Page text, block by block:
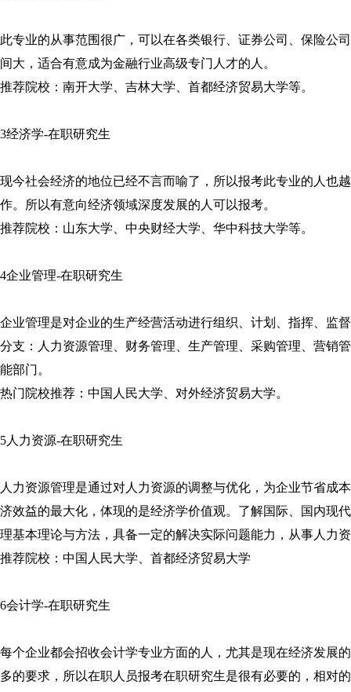
此专业的从事范围很广，可以在各类银行、证券公司、保险公
间大，适合有意成为金融行业高级专门人才的人。
推荐院校：南开大学、吉林大学、首都经济贸易大学等。
3经济学-在职研究生
现今社会经济的地位已经不言而喻了，所以报考此专业的人也
作。所以有意向经济领域深度发展的人可以报考。
推荐院校：山东大学、中央财经大学、华中科技大学等。
4企业管理-在职研究生
企业管理是对企业的生产经营活动进行组织、计划、指挥、监
分支：人力资源管理、财务管理、生产管理、采购管理、营销
能部门。
热门院校推荐：中国人民大学、对外经济贸易大学。
5人力资源-在职研究生
人力资源管理是通过对人力资源的调整与优化，为企业节省成
济效益的最大化，体现的是经济学价值观。了解国际、国内现
理基本理论与方法，具备一定的解决实际问题能力，从事人力
推荐院校：中国人民大学、首都经济贸易大学
6会计学-在职研究生
每个企业都会招收会计学专业方面的人，尤其是现在经济发展
多的要求，所以在职人员报考在职研究生是很有必要的，相对